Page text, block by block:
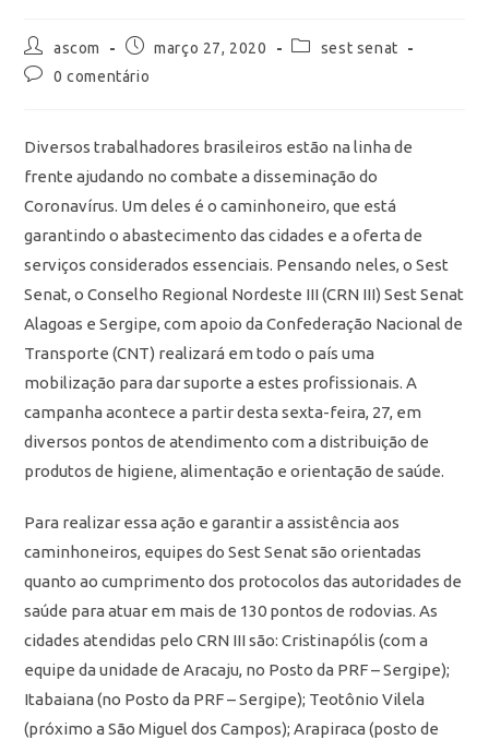
ascom março 27, 2020
sest senat
0 comentário
Diversos trabalhadores brasileiros estão na linha de
frente ajudando no combate a disseminação do
Coronavírus. Um deles é o caminhoneiro, que está
garantindo o abastecimento das cidades e a oferta de
serviços considerados essenciais. Pensando neles, o Sest
Senat, o Conselho Regional Nordeste III (CRN III) Sest Senat
Alagoas e Sergipe, com apoio da Confederação Nacional de
Transporte (CNT) realizará em todo o país uma
mobilização para dar suporte a estes profissionais. A
campanha acontece a partir desta sexta-feira, 27, em
diversos pontos de atendimento com a distribuição de
produtos de higiene, alimentação e orientação de saúde.
Para realizar essa ação e garantir a assistência aos
caminhoneiros, equipes do Sest Senat são orientadas
quanto ao cumprimento dos protocolos das autoridades de
saúde para atuar em mais de 130 pontos de rodovias. As
cidades atendidas pelo CRN III são: Cristinapólis (com a
equipe da unidade de Aracaju, no Posto da PRF – Sergipe);
Itabaiana (no Posto da PRF – Sergipe); Teotônio Vilela
(próximo a São Miguel dos Campos); Arapiraca (posto de